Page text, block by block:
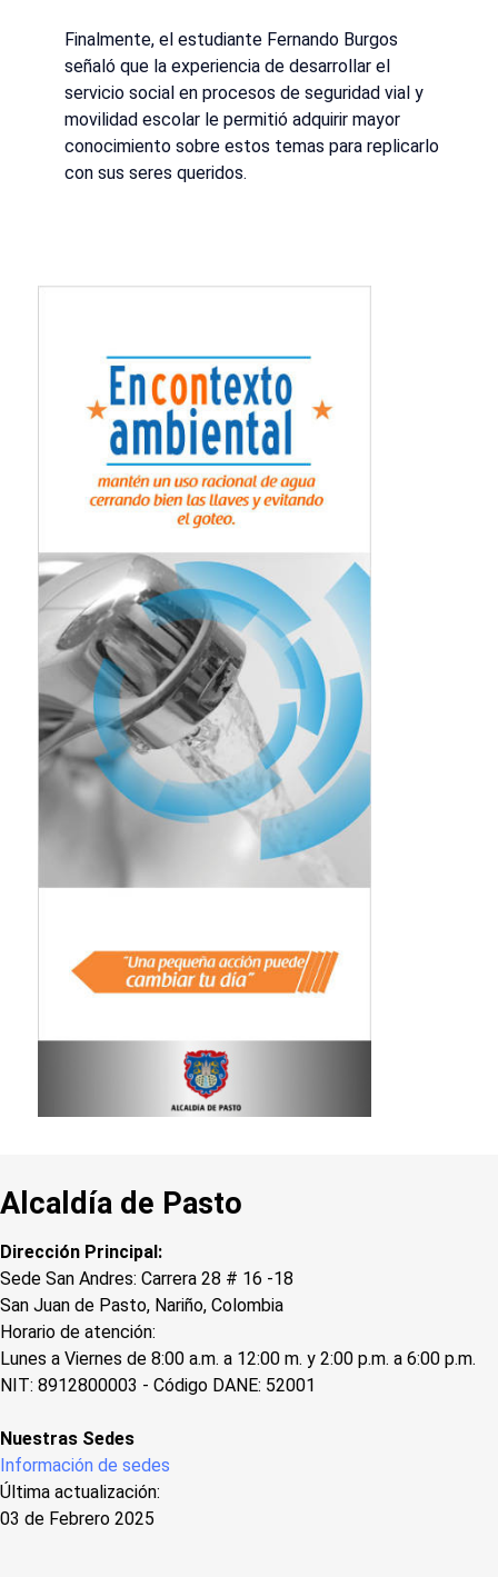
Finalmente, el estudiante Fernando Burgos
señaló que la experiencia de desarrollar el
servicio social en procesos de seguridad vial y
movilidad escolar le permitió adquirir mayor
conocimiento sobre estos temas para replicarlo
con sus seres queridos.
Alcaldía de Pasto
Dirección Principal:
Sede San Andres: Carrera 28 # 16 -18
San Juan de Pasto, Nariño, Colombia
Horario de atención:
Lunes a Viernes de 8:00 a.m. a 12:00 m. y 2:00 p.m. a 6:00 p.m.
NIT: 8912800003 - Código DANE: 52001
Nuestras Sedes
Información de sedes
Última actualización:
03 de Febrero 2025